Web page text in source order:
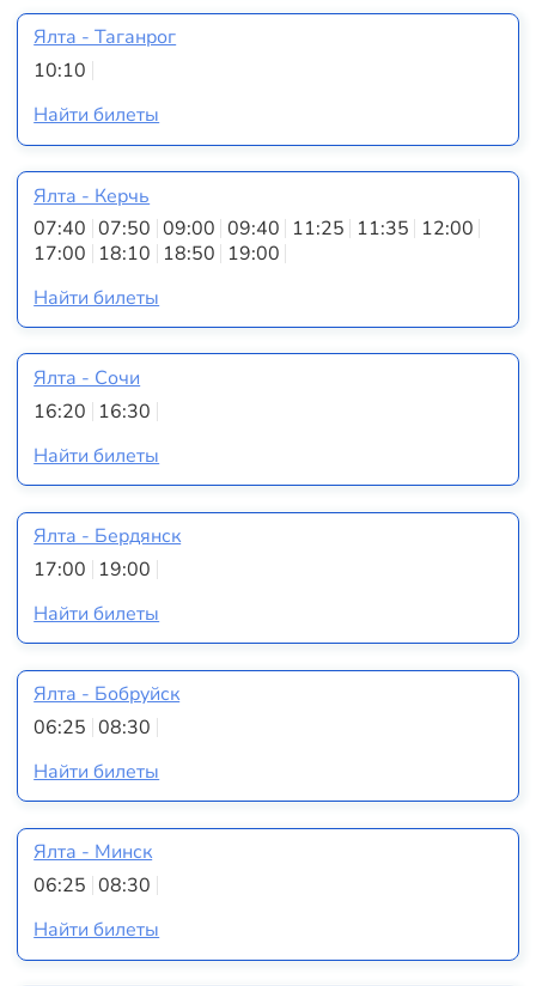
Ялта - Таганрог
10:10
Найти билеты
Ялта - Керчь
07:40 07:50 09:00 09:40 11:25 11:35 12:00
17:00 18:10 18:50 19:00
Найти билеты
Ялта - Сочи
16:20 16:30
Найти билеты
Ялта - Бердянск
17:00 19:00
Найти билеты
Ялта - Бобруйск
06:25 08:30
Найти билеты
Ялта - Минск
06:25 08:30
Найти билеты